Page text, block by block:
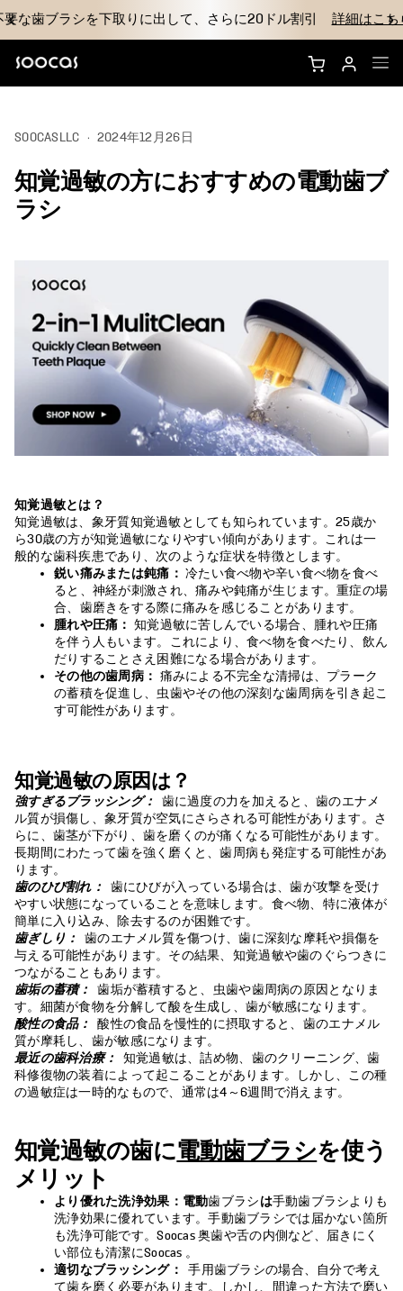
要な歯ブラシを下取りに出して、さらに20ドル割引 詳細はこち
NEOS IIを購入
ブラシヘッド
なぜSoocasのか
サポート
SOOCASLLC · 2024年12月26日
知覚過敏の方におすすめの電動歯ブ
ラシ
知覚過敏とは？
知覚過敏は、象牙質知覚過敏としても知られています。25歳か
ら30歳の方が知覚過敏になりやすい傾向があります。これは一
般的な歯科疾患であり、次のような症状を特徴とします。
鋭い痛みまたは鈍痛： 冷たい食べ物や辛い食べ物を食べ
ると、神経が刺激され、痛みや鈍痛が生じます。重症の場
合、歯磨きをする際に痛みを感じることがあります。
腫れや圧痛： 知覚過敏に苦しんでいる場合、腫れや圧痛
を伴う人もいます。これにより、食べ物を食べたり、飲ん
だりすることさえ困難になる場合があります。
その他の歯周病： 痛みによる不完全な清掃は、プラーク
の蓄積を促進し、虫歯やその他の深刻な歯周病を引き起こ
す可能性があります。
知覚過敏の原因は？
強すぎるブラッシング：
歯に過度の力を加えると、歯のエナメ
ル質が損傷し、象牙質が空気にさらされる可能性があります。さ
らに、歯茎が下がり、歯を磨くのが痛くなる可能性があります。
長期間にわたって歯を強く磨くと、歯周病も発症する可能性があ
ります。
歯のひび割れ：
歯にひびが入っている場合は、歯が攻撃を受け
やすい状態になっていることを意味します。食べ物、特​​に液体が
簡単に入り込み、除去するのが困難です。
歯ぎしり：
歯のエナメル質を傷つけ、歯に深刻な摩耗や損傷を
与える可能性があります。その結果、知覚過敏や歯のぐらつきに
つながることもあります。
歯垢の蓄積：
歯垢が蓄積すると、虫歯や歯周病の原因となりま
す。細菌が食物を分解して酸を生成し、歯が敏感になります。
酸性の食品：
酸性の食品を慢性的に摂取すると、歯のエナメル
質が摩耗し、歯が敏感になります。
最近の歯科治療：
知覚過敏は、詰め物、歯のクリーニング、歯
科修復物の装着によって起こることがあります。しかし、この種
の過敏症は一時的なもので、通常は4～6週間で消えます。
知覚過敏の歯に電動歯ブラシを使う
メリット
より優れた洗浄効果：電動歯ブラシは手動歯ブラシよりも
洗浄効果に優れています。手動歯ブラシでは届かない箇所
も洗浄可能です。Soocas 奥歯や舌の内側など、届きにく
い部位も清潔にSoocas 。
適切なブラッシング：
手用歯ブラシの場合、自分で考え
て歯を磨く必要があります。しかし、間違った方法で磨い